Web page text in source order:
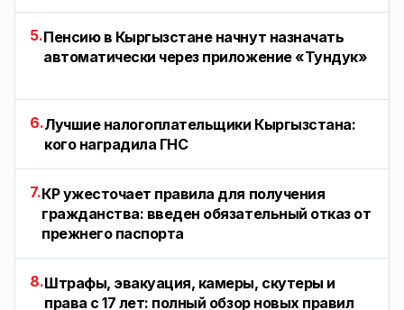
5.Пенсию в Кыргызстане начнут назначать
автоматически через приложение «Тундук»
6.Лучшие налогоплательщики Кыргызстана:
кого наградила ГНС
7.КР ужесточает правила для получения
гражданства: введен обязательный отказ от
прежнего паспорта
8.Штрафы, эвакуация, камеры, скутеры и
права с 17 лет: полный обзор новых правил